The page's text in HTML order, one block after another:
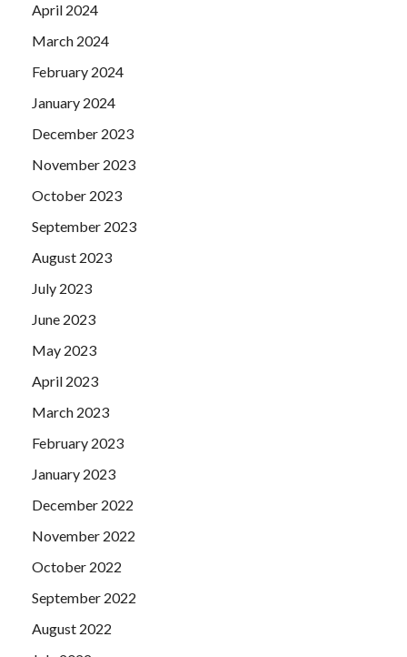
April 2024
March 2024
February 2024
January 2024
December 2023
November 2023
October 2023
September 2023
August 2023
July 2023
June 2023
May 2023
April 2023
March 2023
February 2023
January 2023
December 2022
November 2022
October 2022
September 2022
August 2022